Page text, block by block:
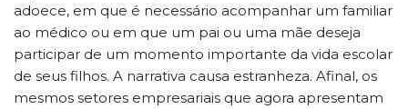
adoece, em que é necessário acompanhar um familiar
ao médico ou em que um pai ou uma mãe deseja
participar de um momento importante da vida escolar
de seus filhos. A narrativa causa estranheza. Afinal, os
mesmos setores empresariais que agora apresentam